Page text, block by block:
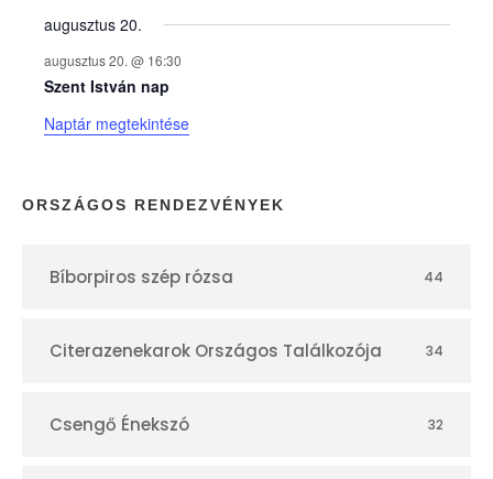
k
n
a
p
r
augusztus 20.
augusztus 20. @ 16:30
Szent István nap
Naptár megtekintése
ORSZÁGOS RENDEZVÉNYEK
Bíborpiros szép rózsa 44
Citerazenekarok Országos Találkozója 34
Csengő Énekszó 32